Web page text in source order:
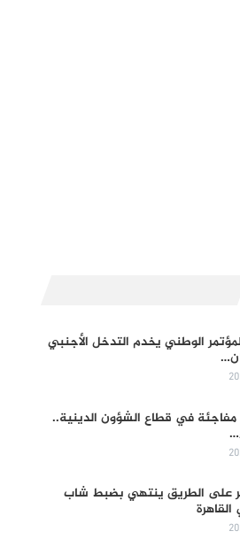
الوطني يخدم التدخل الأجنبي
مفاجئة في قطاع الشؤون الدينية..
على الطريق ينتهي بضبط شاب